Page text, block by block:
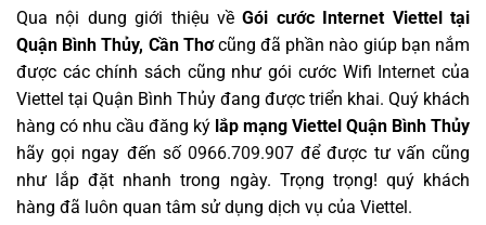
Qua nội dung giới thiệu vềGói cước Internet Viettel tại
Quận Bình Thủy, Cần Thơcũng đã phần nào giúp bạn nắm
được các chính sách cũng như gói cước Wifi Internet của
Viettel tại Quận Bình Thủy đang được triển khai. Quý khách
hàng có nhu cầu đăng ký lắp mạng Viettel Quận Bình Thủy
hãy gọi ngay đến số 0966.709.907 để được tư vấn cũng
như lắp đặt nhanh trong ngày. Trọng trọng! quý khách
hàng đã luôn quan tâm sử dụng dịch vụ của Viettel .